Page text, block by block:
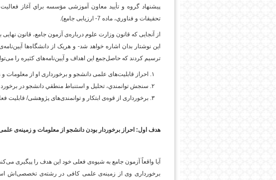
پیشنهاد گروه و تأیید معاون آموزشی مؤسسه براي آغاز
تحقیقات و فناوري، ماده 7- ارزیابی جامع).
از آنجایی که قانون وزارت علوم درباره‌ی آزمون جامع، قانون
این نوشتار بدان اشاره خواهد شد- و هریک از دانشگاه‌ها
ترسیم کردند که حاصل‌جمع این اهداف و آیین‌نامه‌های کثیره را
احراز قابلیت‌های علمی دانشجو و برخورداری او از
سنجش توانمندي، تحليل و استنباط منطقي دانشجو در
برخورداری از قوه‌ی ابتکار و توانمندی‌های پژوهشی/
هدف اول: احراز برخوردار بودن دانشجو از معلومات و زمینه‌ی
آیا واقعاً آزمون جامع به شیوه‌ی فعلی خود این هدف را پیگیری
برخورداری وی از زمینه‌ی علمی کافی در رشته‌ی تخصصی‌اش